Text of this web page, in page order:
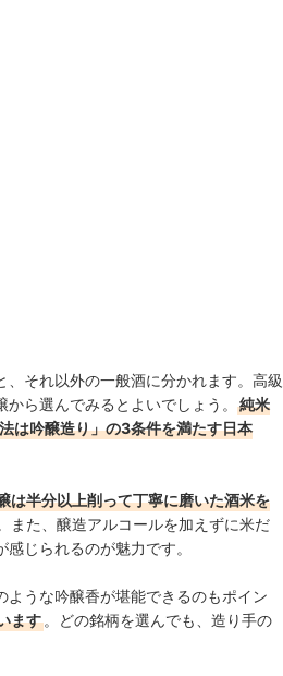
それ以外の一般酒に分かれます。高級
ら選んでみるとよいでしょう。
純米
は吟醸造り」の3条件を満たす日本
は半分以上削って丁寧に磨いた酒米を
また、醸造アルコールを加えずに米だ
じられるのが魅力です。
うな吟醸香が堪能できるのもポイン
ます。どの銘柄を選んでも、造り手の